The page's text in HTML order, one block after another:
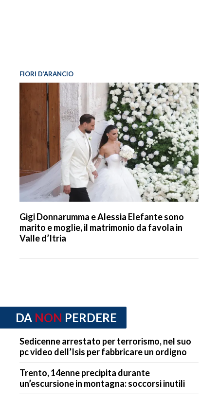
FIORI D’ARANCIO
Gigi Donnarumma e Alessia Elefante sono
marito e moglie, il matrimonio da favola in
Valle d’Itria
DA NON PERDERE
Sedicenne arrestato per terrorismo, nel suo
pc video dell’Isis per fabbricare un ordigno
Trento, 14enne precipita durante
un’escursione in montagna: soccorsi inutili